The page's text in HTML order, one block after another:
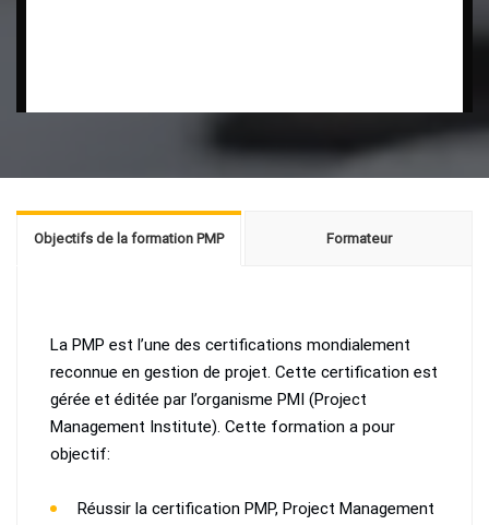
Objectifs de la formation PMP Formateur
La PMP est l’une des certifications mondialement
reconnue en gestion de projet. Cette certification est
gérée et éditée par l’organisme PMI (Project
Management Institute). Cette formation a pour
objectif:
Réussir la certification PMP, Project Management